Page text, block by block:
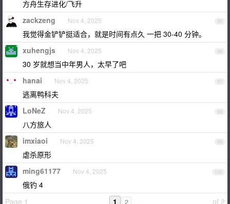
方舟生存进化/飞升
95
zackzeng Nov 4, 2025
我觉得金铲铲挺适合，就是时间有点久 一把 30-40 分钟。
96
xuhengjs Nov 4, 2025
30 岁就想当中年男人，太早了吧
97
hanai Nov 4, 2025
逃离鸭科夫
98
LoNeZ Nov 4, 2025
八方旅人
99
imxiaoi Nov 4, 2025
虐杀原形
100
ming61177 Nov 4, 2025
俄钓 4
Page 1
of 2
1 2